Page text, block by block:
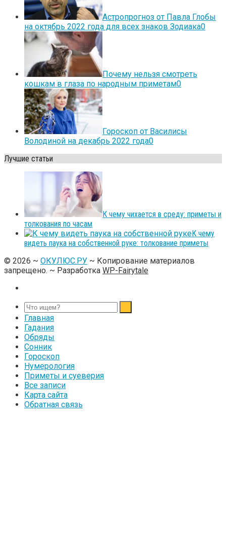
Астропрогноз от Павла Глобы
на октябрь 2022 года для всех знаков Зодиака0
Почему нельзя смотреть
кошкам в глаза по народным приметам0
Гороскоп от Василисы
Володиной на декабрь 2022 года0
Лучшие статьи
К чему чихается в среду: приметы и
толкования по часам
К чему
видеть паука на собственной руке: толкование приметы
© 2026 ~ ОКУЛЮС.РУ ~ Копирование материалов
запрещено. ~ Разработка WP-Fairytale
Главная
Гадания
Обряды
Сонник
Гороскоп
Нумерология
Приметы и суеверия
Все записи
Карта сайта
Обратная связь